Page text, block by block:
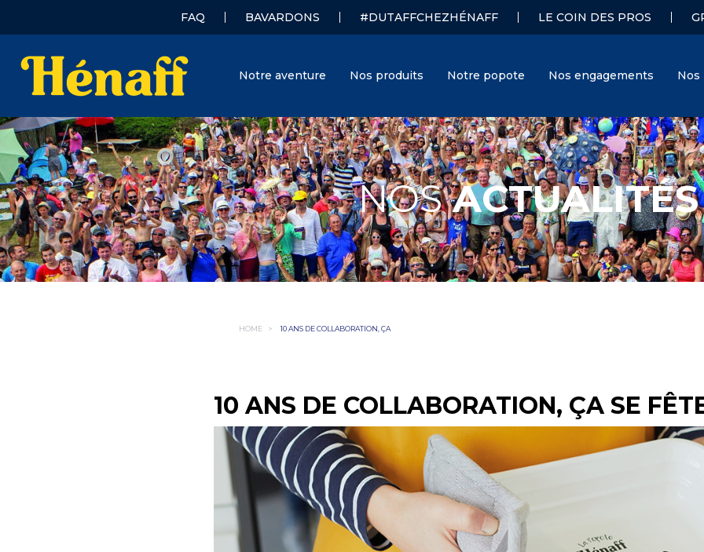
FAQ BAVARDONS #DUTAFFCHEZHÉNAFF LE COIN DES PROS
Notre aventure Nos produits
Hénaff J. Hénaff
Hénaff Sélection Bio
Notre popote Nos engagements Nos
NOSACTUALITÉS
HOME > 10 ANS DE COLLABORATION, ÇA
10 ANS DE COLLABORATION, ÇA SE